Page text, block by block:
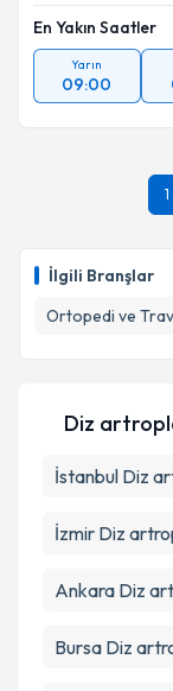
İlgili Branşlar
Ortopedi ve
En Yakın Saatler
Yarın
09:00
1
Diz
İstanbul Diz
İzmir Diz
Ankara Diz
Bursa Diz